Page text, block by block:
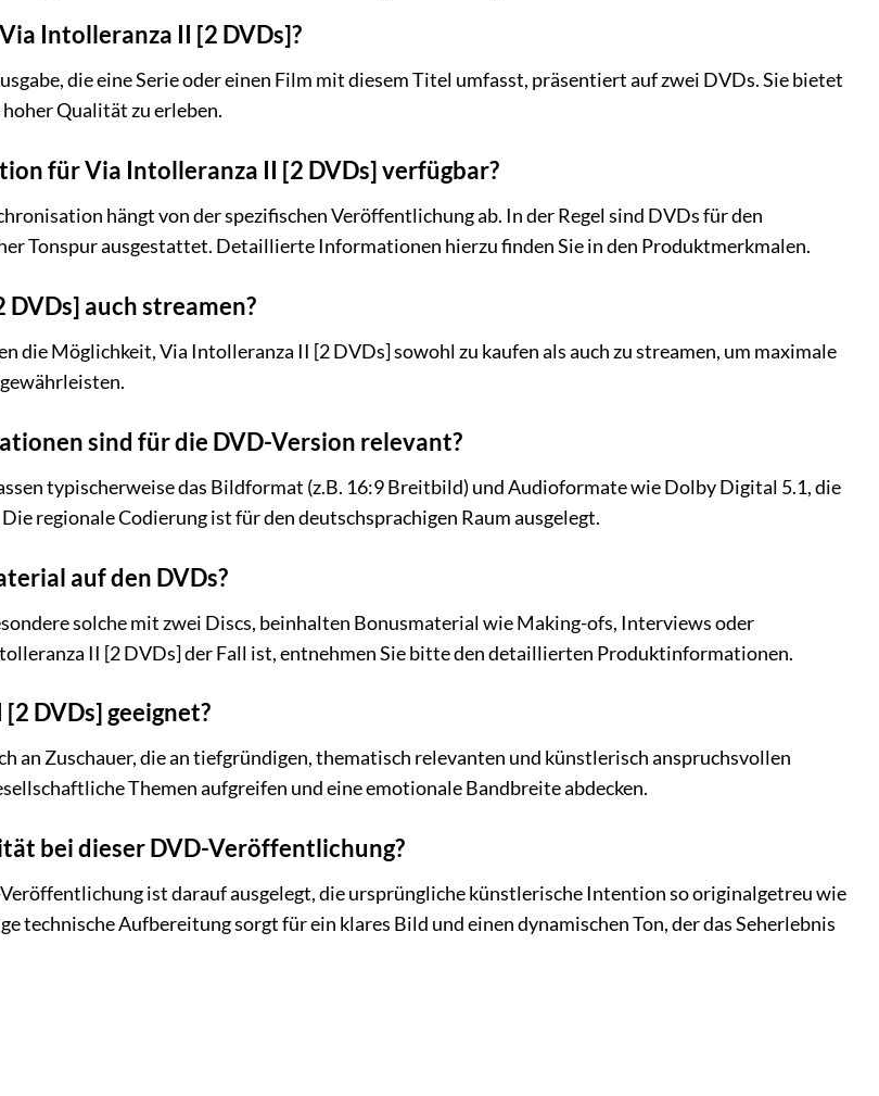
Intolleranza II [2 DVDs]?
die eine Serie oder einen Film mit diesem Titel umfasst, präsentiert auf zwei DVDs. Sie bietet
Qualität zu erleben.
für Via Intolleranza II [2 DVDs] verfügbar?
hängt von der spezifischen Veröffentlichung ab. In der Regel sind DVDs für den
Tonspur ausgestattet. Detaillierte Informationen hierzu finden Sie in den Produktmerkmalen.
auch streamen?
die Möglichkeit, Via Intolleranza II [2 DVDs] sowohl zu kaufen als auch zu streamen, um maximale
sind für die DVD-Version relevant?
typischerweise das Bildformat (z.B. 16:9 Breitbild) und Audioformate wie Dolby Digital 5.1, die
regionale Codierung ist für den deutschsprachigen Raum ausgelegt.
auf den DVDs?
solche mit zwei Discs, beinhalten Bonusmaterial wie Making-ofs, Interviews oder
II [2 DVDs] der Fall ist, entnehmen Sie bitte den detaillierten Produktinformationen.
DVDs] geeignet?
an Zuschauer, die an tiefgründigen, thematisch relevanten und künstlerisch anspruchsvollen
Themen aufgreifen und eine emotionale Bandbreite abdecken.
bei dieser DVD-Veröffentlichung?
ist darauf ausgelegt, die ursprüngliche künstlerische Intention so originalgetreu wie
technische Aufbereitung sorgt für ein klares Bild und einen dynamischen Ton, der das Seherlebnis